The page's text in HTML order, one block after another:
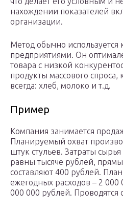
нахождении показателей
организации.
Метод обычно
предприятиями. Он
товара с низкой
продукты массового спроса,
всегда: хлеб, молоко и т.д.
Пример
Компания занимается
Планируемый охват
штук стульев. Затраты
равны тысяче рублей,
составляют 400 рублей.
ежегодных расходов – 2 000
000 000 рублей.